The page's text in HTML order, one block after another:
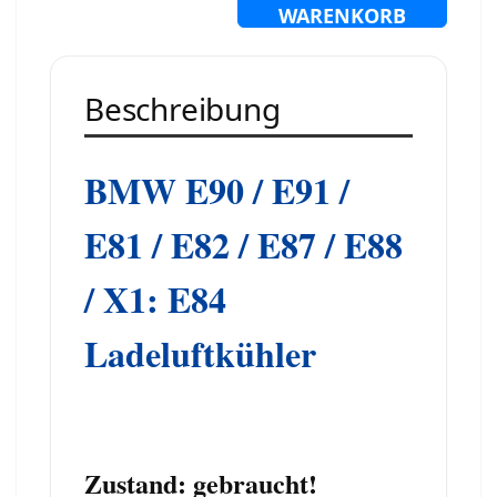
WARENKORB
Beschreibung
BMW E90 / E91 /
E81 / E82 / E87 / E88
/ X1: E84
Ladeluftkühler
Zustand: gebraucht!